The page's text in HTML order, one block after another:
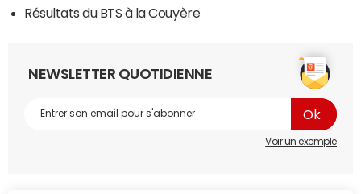
Résultats du BTS à la Couyère
NEWSLETTER QUOTIDIENNE
Voir un exemple